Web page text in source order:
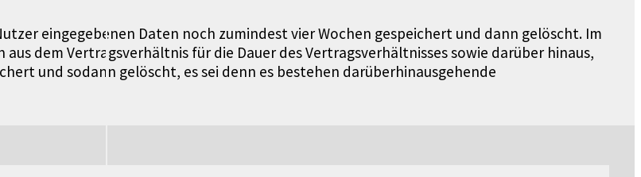
eingegebenen Daten noch zumindest vier Wochen gespeichert und dann gelöscht. Im
dem Vertragsverhältnis für die Dauer des Vertragsverhältnisses sowie darüber hinaus,
und sodann gelöscht, es sei denn es bestehen darüberhinausgehende